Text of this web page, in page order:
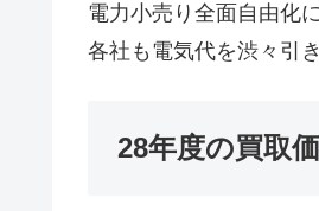
電力小売り全面自由化
各社も電気代を渋々引
28年度の買取